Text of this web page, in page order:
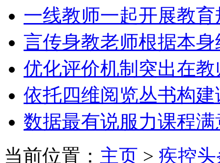
一线教师一起开展教育
言传身教老师根据本身
优化评价机制突出在教
依托四维阅览丛书构建
数据最有说服力课程满
当前位置： 主页 > 疾控